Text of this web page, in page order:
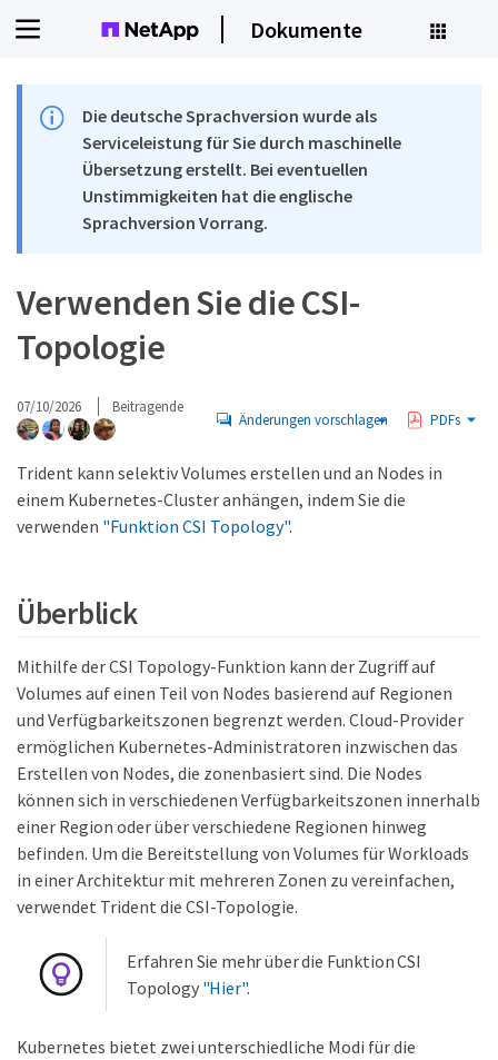
Dokumente
Die deutsche Sprachversion wurde als
Serviceleistung für Sie durch maschinelle
Übersetzung erstellt. Bei eventuellen
Unstimmigkeiten hat die englische
Sprachversion Vorrang.
Verwenden Sie die CSI-
Topologie
07/10/2026 Beitragende
Änderungen vorschlagen PDFs
Trident kann selektiv Volumes erstellen und an Nodes in
einem Kubernetes-Cluster anhängen, indem Sie die
verwenden "Funktion CSI Topology".
Überblick
Mithilfe der CSI Topology-Funktion kann der Zugriff auf
Volumes auf einen Teil von Nodes basierend auf Regionen
und Verfügbarkeitszonen begrenzt werden. Cloud-Provider
ermöglichen Kubernetes-Administratoren inzwischen das
Erstellen von Nodes, die zonenbasiert sind. Die Nodes
können sich in verschiedenen Verfügbarkeitszonen innerhalb
einer Region oder über verschiedene Regionen hinweg
befinden. Um die Bereitstellung von Volumes für Workloads
in einer Architektur mit mehreren Zonen zu vereinfachen,
verwendet Trident die CSI-Topologie.
Erfahren Sie mehr über die Funktion CSI
Topology "Hier".
Kubernetes bietet zwei unterschiedliche Modi für die